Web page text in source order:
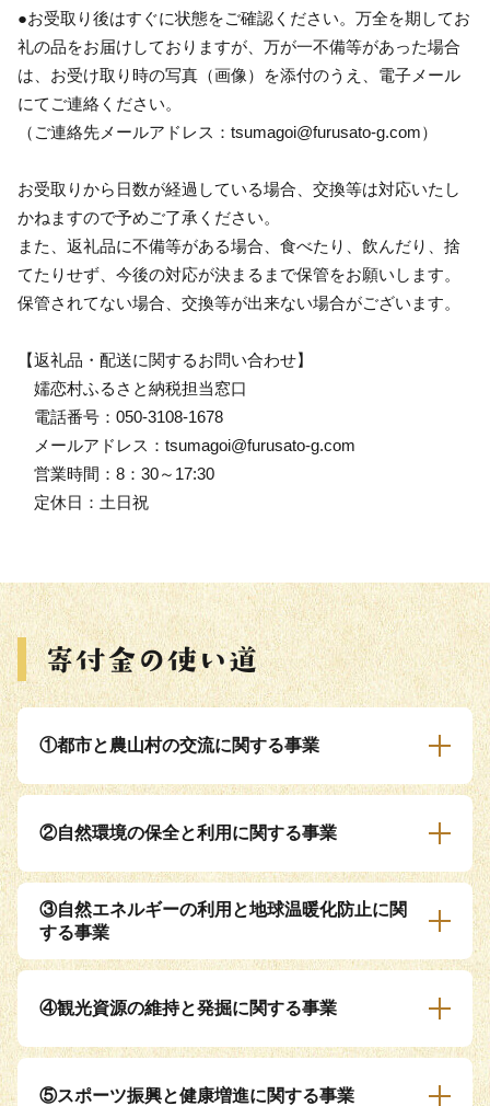
●お受取り後はすぐに状態をご確認ください。万全を期してお
礼の品をお届けしておりますが、万が一不備等があった場合
は、お受け取り時の写真（画像）を添付のうえ、電子メール
にてご連絡ください。
（ご連絡先メールアドレス：tsumagoi@furusato-g.com）
お受取りから日数が経過している場合、交換等は対応いたし
かねますので予めご了承ください。
また、返礼品に不備等がある場合、食べたり、飲んだり、捨
てたりせず、今後の対応が決まるまで保管をお願いします。
保管されてない場合、交換等が出来ない場合がございます。
【返礼品・配送に関するお問い合わせ】
嬬恋村ふるさと納税担当窓口
電話番号：050-3108-1678
メールアドレス：tsumagoi@furusato-g.com
営業時間：8：30～17:30
定休日：土日祝
①都市と農山村の交流に関する事業
②自然環境の保全と利用に関する事業
③自然エネルギーの利用と地球温暖化防止に関
する事業
④観光資源の維持と発掘に関する事業
⑤スポーツ振興と健康増進に関する事業